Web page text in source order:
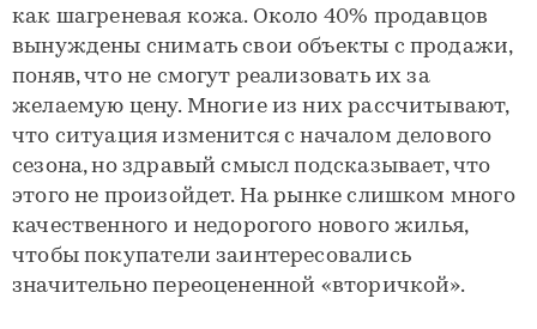
как шагреневая кожа. Около 40% продавцов
вынуждены снимать свои объекты с продажи,
поняв, что не смогут реализовать их за
желаемую цену. Многие из них рассчитывают,
что ситуация изменится с началом делового
сезона, но здравый смысл подсказывает, что
этого не произойдет. На рынке слишком много
качественного и недорогого нового жилья,
чтобы покупатели заинтересовались
значительно переоцененной «вторичкой».